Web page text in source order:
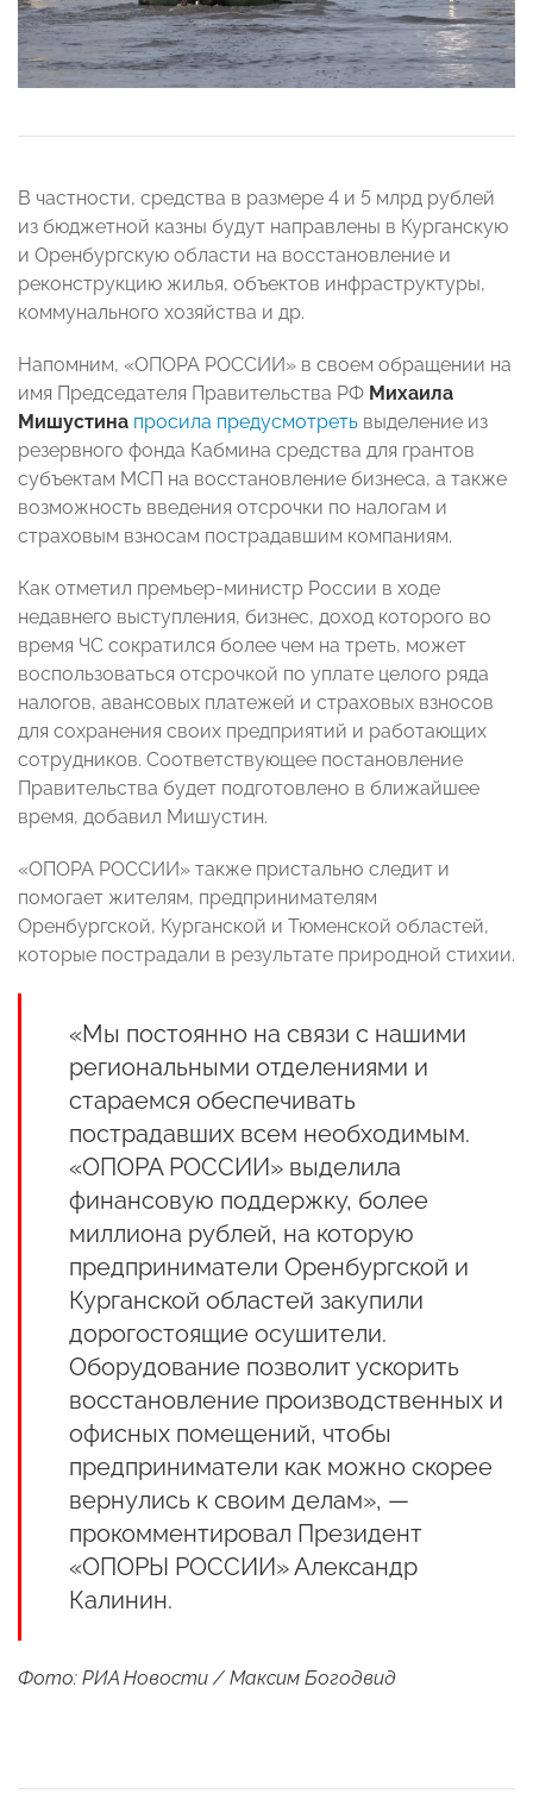
В частности, средства в размере 4 и 5 млрд рублей
из бюджетной казны будут направлены в Курганскую
и Оренбургскую области на восстановление и
реконструкцию жилья, объектов инфраструктуры,
коммунального хозяйства и др.
Напомним, «ОПОРА РОССИИ» в своем обращении на
имя Председателя Правительства РФ Михаила
Мишустина просила предусмотреть выделение из
резервного фонда Кабмина средства для грантов
субъектам МСП на восстановление бизнеса, а также
возможность введения отсрочки по налогам и
страховым взносам пострадавшим компаниям.
Как отметил премьер-министр России в ходе
недавнего выступления, бизнес, доход которого во
время ЧС сократился более чем на треть, может
воспользоваться отсрочкой по уплате целого ряда
налогов, авансовых платежей и страховых взносов
для сохранения своих предприятий и работающих
сотрудников. Соответствующее постановление
Правительства будет подготовлено в ближайшее
время, добавил Мишустин.
«ОПОРА РОССИИ» также пристально следит и
помогает жителям, предпринимателям
Оренбургской, Курганской и Тюменской областей,
которые пострадали в результате природной стихии.
«Мы постоянно на связи с нашими
региональными отделениями и
стараемся обеспечивать
пострадавших всем необходимым.
«ОПОРА РОССИИ» выделила
финансовую поддержку, более
миллиона рублей, на которую
предприниматели Оренбургской и
Курганской областей закупили
дорогостоящие осушители.
Оборудование позволит ускорить
восстановление производственных и
офисных помещений, чтобы
предприниматели как можно скорее
вернулись к своим делам», —
прокомментировал Президент
«ОПОРЫ РОССИИ» Александр
Калинин.
Фото: РИА Новости / Максим Богодвид